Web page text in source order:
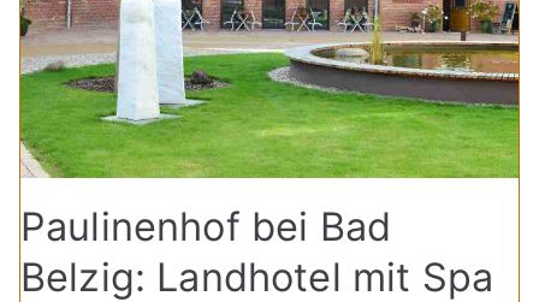
Paulinenhof bei Bad
Belzig: Landhotel mit Spa